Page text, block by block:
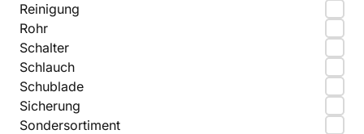
Reinigung
Rohr
Schalter
Schlauch
Schublade
Sicherung
Sondersortiment